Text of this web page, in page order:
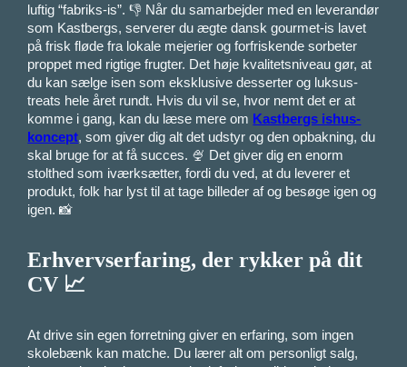
luftig “fabriks-is”. 👎 Når du samarbejder med en leverandør
som Kastbergs, serverer du ægte dansk gourmet-is lavet
på frisk fløde fra lokale mejerier og forfriskende sorbeter
proppet med rigtige frugter. Det høje kvalitetsniveau gør, at
du kan sælge isen som eksklusive desserter og luksus-
treats hele året rundt. Hvis du vil se, hvor nemt det er at
komme i gang, kan du læse mere om Kastbergs ishus-
koncept, som giver dig alt det udstyr og den opbakning, du
skal bruge for at få succes. 🍨 Det giver dig en enorm
stolthed som iværksætter, fordi du ved, at du leverer et
produkt, folk har lyst til at tage billeder af og besøge igen og
igen. 📸
Erhvervserfaring, der rykker på dit
CV 📈
At drive sin egen forretning giver en erfaring, som ingen
skolebænk kan matche. Du lærer alt om personligt salg,